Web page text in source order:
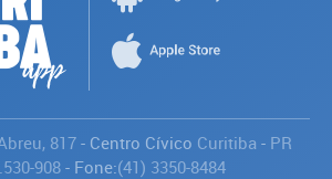
817- Centro Cívico Curitiba - PR
908- Fone:(41) 3350-8484